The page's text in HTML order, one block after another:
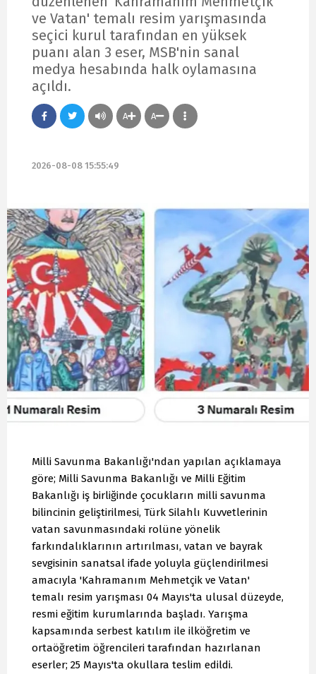
ve Vatan' temalı resim yarışmasında
seçici kurul tarafından en yüksek
puanı alan 3 eser, MSB'nin sanal
medya hesabında halk oylamasına
açıldı.
A A
2026-08-08 15:55:49
Milli Savunma Bakanlığı'ndan yapılan açıklamaya
göre; Milli Savunma Bakanlığı ve Milli Eğitim
Bakanlığı iş birliğinde çocukların milli savunma
bilincinin geliştirilmesi, Türk Silahlı Kuvvetlerinin
vatan savunmasındaki rolüne yönelik
farkındalıklarının artırılması, vatan ve bayrak
sevgisinin sanatsal ifade yoluyla güçlendirilmesi
amacıyla 'Kahramanım Mehmetçik ve Vatan'
temalı resim yarışması 04 Mayıs'ta ulusal düzeyde,
resmi eğitim kurumlarında başladı. Yarışma
kapsamında serbest katılım ile ilköğretim ve
ortaöğretim öğrencileri tarafından hazırlanan
eserler; 25 Mayıs'ta okullara teslim edildi.